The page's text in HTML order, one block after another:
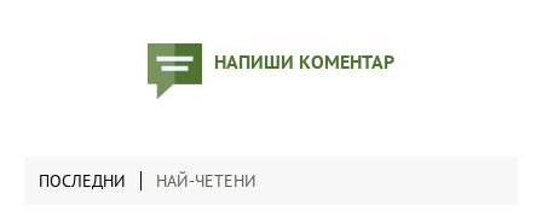
НАПИШИ КОМЕНТАР
ПОСЛЕДНИ НАЙ-ЧЕТЕНИ